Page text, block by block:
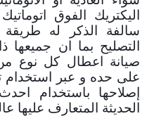
اليكتريك الفوق
سالفة الذكر له
التصليح بما ان جميعها
صيانة اعطال كل نوع
على حده و عبر استخدام
إصلاحها باستخدام
الحديثة المتعارف عليها